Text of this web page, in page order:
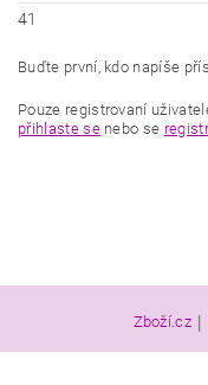
41
Buďte první, kdo napíše
Pouze registrovaní
přihlaste senebo se
Zboží.cz |